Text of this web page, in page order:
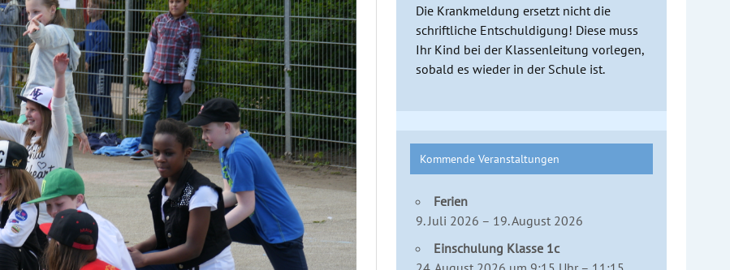
Die Krankmeldung ersetzt nicht die
schriftliche Entschuldigung! Diese muss
Ihr Kind bei der Klassenleitung vorlegen,
sobald es wieder in der Schule ist.
Kommende Veranstaltungen
Ferien
9. Juli 2026 – 19. August 2026
Einschulung Klasse 1c